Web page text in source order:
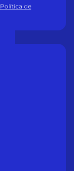
Política de